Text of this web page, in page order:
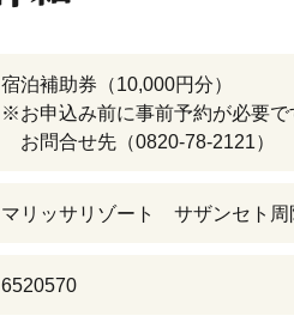
宿泊補助券（10,000円分）
※お申込み前に事前予約が必要で
お問合せ先（0820-78-2121）
マリッサリゾート サザンセト周
6520570